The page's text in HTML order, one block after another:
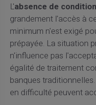
L'absence de
grandement l'accès à
minimum n'est exigé
prépayée. La situation
n'influence pas
égalité de traitement
banques
en difficulté peuvent